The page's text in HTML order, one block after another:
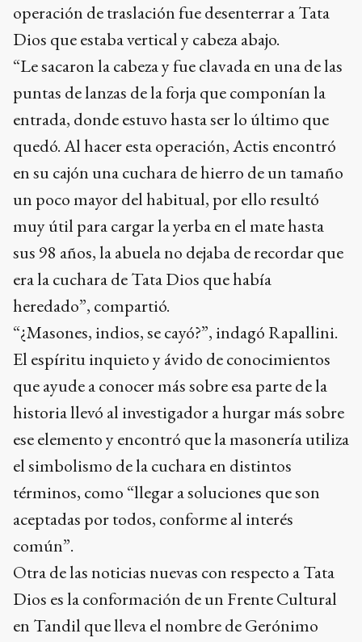
operación de traslación fue desenterrar a Tata
Dios que estaba vertical y cabeza abajo.
“Le sacaron la cabeza y fue clavada en una de las
puntas de lanzas de la forja que componían la
entrada, donde estuvo hasta ser lo último que
quedó. Al hacer esta operación, Actis encontró
en su cajón una cuchara de hierro de un tamaño
un poco mayor del habitual, por ello resultó
muy útil para cargar la yerba en el mate hasta
sus 98 años, la abuela no dejaba de recordar que
era la cuchara de Tata Dios que había
heredado”, compartió.
“¿Masones, indios, se cayó?”, indagó Rapallini.
El espíritu inquieto y ávido de conocimientos
que ayude a conocer más sobre esa parte de la
historia llevó al investigador a hurgar más sobre
ese elemento y encontró que la masonería utiliza
el simbolismo de la cuchara en distintos
términos, como “llegar a soluciones que son
aceptadas por todos, conforme al interés
común”.
Otra de las noticias nuevas con respecto a Tata
Dios es la conformación de un Frente Cultural
en Tandil que lleva el nombre de Gerónimo